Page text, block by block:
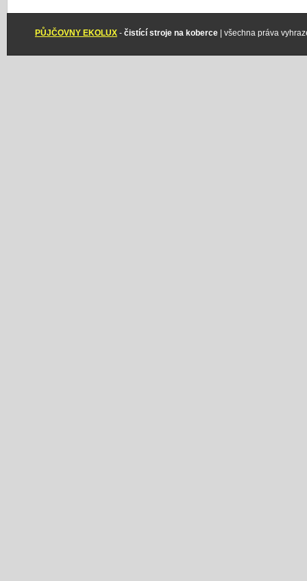
PŮJČOVNY EKOLUX - čistící stroje na koberce | všechna práva